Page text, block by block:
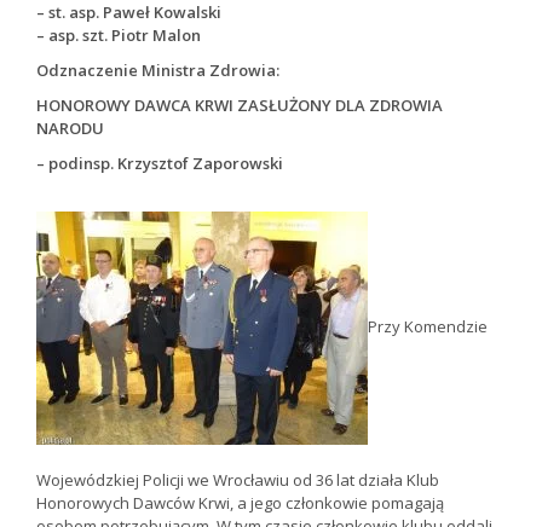
– st. asp. Paweł Kowalski
– asp. szt. Piotr Malon
Odznaczenie Ministra Zdrowia:
HONOROWY DAWCA KRWI ZASŁUŻONY DLA ZDROWIA
NARODU
– podinsp. Krzysztof Zaporowski
Przy Komendzie
Wojewódzkiej Policji we Wrocławiu od 36 lat działa Klub
Honorowych Dawców Krwi, a jego członkowie pomagają